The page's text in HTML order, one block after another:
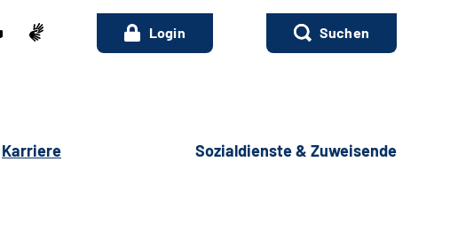
Login Suchen
Karriere Sozialdienste & Zuweisende